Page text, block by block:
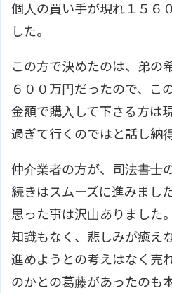
個人の買い手が現れ１５６
した。
この方で決めたのは、弟の
６００万円だったので、こ
金額で購入して下さる方は
過ぎて行くのではと話し納
仲介業者の方が、司法書士
続きはスムーズに進みまし
思った事は沢山ありました
知識もなく、悲しみが癒え
進めようとの考えはなく売
のかとの葛藤があったのも